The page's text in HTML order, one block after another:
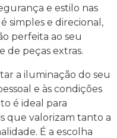
e estilo nas
simples e direcional,
perfeita ao seu
de peças extras.
a iluminação do seu
e às condições
é ideal para
que valorizam tanto a
É a escolha